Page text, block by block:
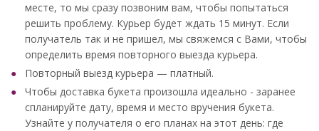
месте, то мы сразу позвоним вам, чтобы попытаться
решить проблему. Курьер будет ждать 15 минут. Если
получатель так и не пришел, мы свяжемся с Вами, чтобы
определить время повторного выезда курьера.
Повторный выезд курьера — платный.
Чтобы доставка букета произошла идеально - заранее
спланируйте дату, время и место вручения букета.
Узнайте у получателя о его планах на этот день: где